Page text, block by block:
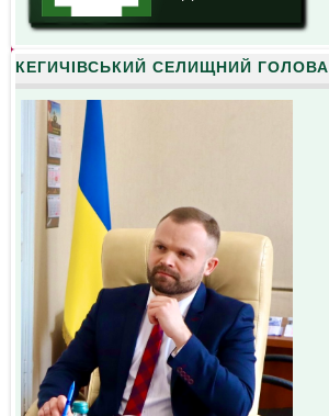
КЕГИЧІВСЬКИЙ СЕЛИЩНИЙ ГОЛОВА